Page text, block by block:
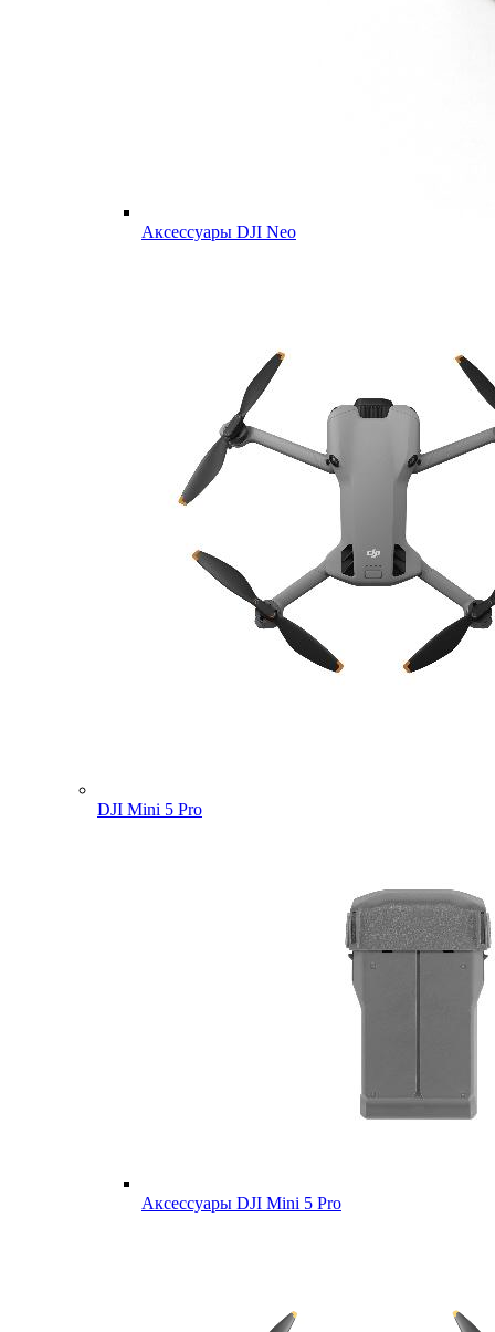
Аксессуары DJI Neo
DJI Mini 5 Pro
Аксессуары DJI Mini 5 Pro